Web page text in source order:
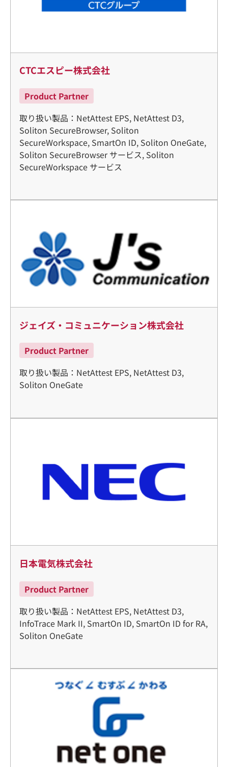
CTCエスピー株式会社
Product Partner
取り扱い製品：NetAttest EPS, NetAttest D3,
Soliton SecureBrowser, Soliton
SecureWorkspace, SmartOn ID, Soliton OneGate,
Soliton SecureBrowser サービス, Soliton
SecureWorkspace サービス
ジェイズ・コミュニケーション株式会社
Product Partner
取り扱い製品：NetAttest EPS, NetAttest D3,
Soliton OneGate
日本電気株式会社
Product Partner
取り扱い製品：NetAttest EPS, NetAttest D3,
InfoTrace Mark II, SmartOn ID, SmartOn ID for RA,
Soliton OneGate